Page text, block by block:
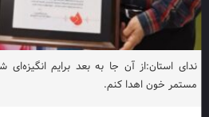
مستمر خون اهدا کنم.